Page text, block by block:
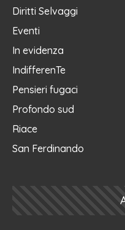
Diritti Selvaggi
Eventi
In evidenza
IndifferenTe
Pensieri fugaci
Profondo sud
Riace
San Ferdinando